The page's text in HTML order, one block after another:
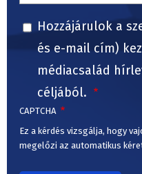
Hozzájárulok a
és e-mail cím)
médiacsalád
céljából.
CAPTCHA
Ez a kérdés vizsgálja, hogy
megelőzi az automatikus